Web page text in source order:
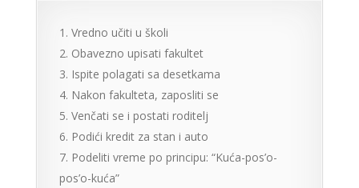
Vredno učiti u školi
Obavezno upisati fakultet
Ispite polagati sa desetkama
Nakon fakulteta, zaposliti se
Venčati se i postati roditelj
Podići kredit za stan i auto
Podeliti vreme po principu: “Kuća-pos’o-
pos’o-kuća”